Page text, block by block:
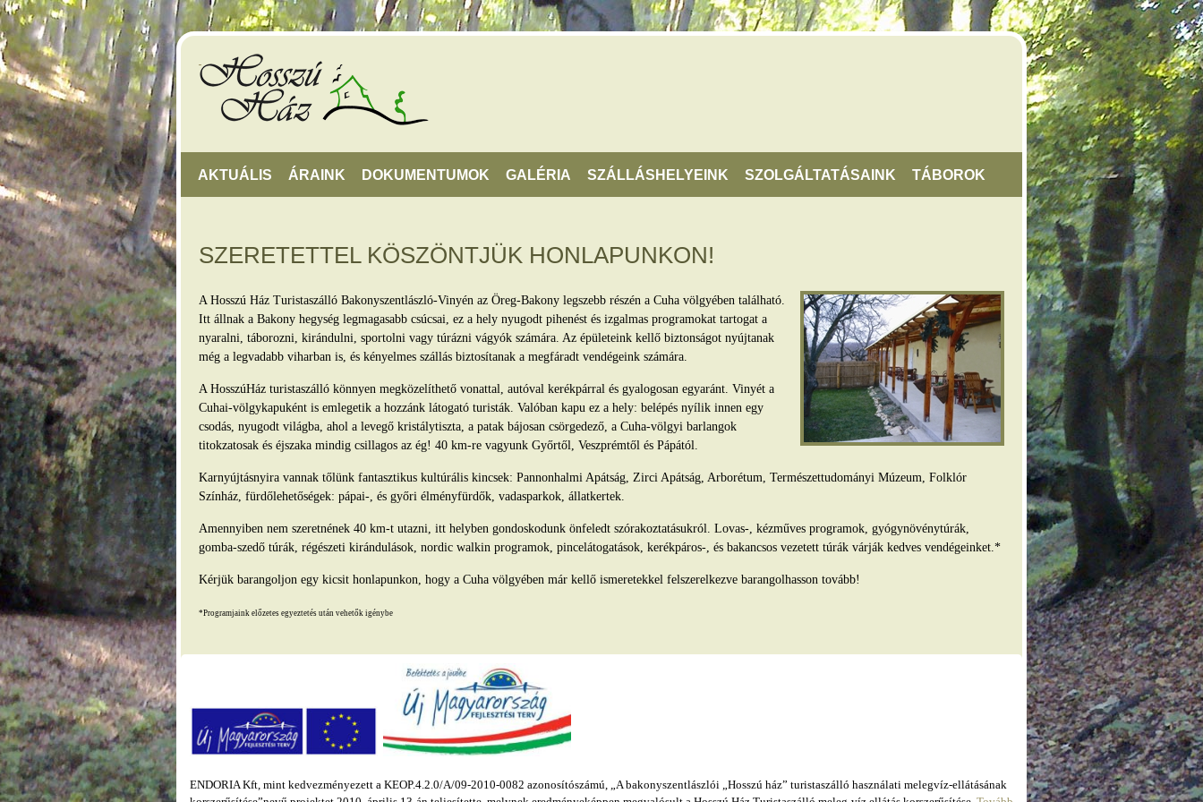
AKTUÁLIS ÁRAINK DOKUMENTUMOK GALÉRIA SZÁLLÁSHELYEINK SZOLGÁLTATÁSAINK TÁBOROK
SZERETETTEL KÖSZÖNTJÜK HONLAPUNKON!
A Hosszú Ház Turistaszálló Bakonyszentlászló-Vinyén az Öreg-Bakony legszebb részén a Cuha völgyében található.
Itt állnak a Bakony hegység legmagasabb csúcsai, ez a hely nyugodt pihenést és izgalmas programokat tartogat a
nyaralni, táborozni, kirándulni, sportolni vagy túrázni vágyók számára. Az épületeink kellő biztonságot nyújtanak
még a legvadabb viharban is, és kényelmes szállás biztosítanak a megfáradt vendégeink számára.
A HosszúHáz turistaszálló könnyen megközelíthető vonattal, autóval kerékpárral és gyalogosan egyaránt. Vinyét a
Cuhai-völgykapuként is emlegetik a hozzánk látogató turisták. Valóban kapu ez a hely: belépés nyílik innen egy
csodás, nyugodt világba, ahol a levegő kristálytiszta, a patak bájosan csörgedező, a Cuha-völgyi barlangok
titokzatosak és éjszaka mindig csillagos az ég! 40 km-re vagyunk Győrtől, Veszprémtől és Pápától.
Karnyújtásnyira vannak tőlünk fantasztikus kultúrális kincsek: Pannonhalmi Apátság, Zirci Apátság, Arborétum, Természettudományi Múzeum, Folklór
Színház, fürdőlehetőségek: pápai-, és győri élményfürdők, vadasparkok, állatkertek.
Amennyiben nem szeretnének 40 km-t utazni, itt helyben gondoskodunk önfeledt szórakoztatásukról. Lovas-, kézműves programok, gyógynövénytúrák,
gomba-szedő túrák, régészeti kirándulások, nordic walkin programok, pincelátogatások, kerékpáros-, és bakancsos vezetett túrák várják kedves vendégeinket.*
Kérjük barangoljon egy kicsit honlapunkon, hogy a Cuha völgyében már kellő ismeretekkel felszerelkezve barangolhasson tovább!
*Programjaink előzetes egyeztetés után vehetők igénybe
ENDORIA Kft, mint kedvezményezett a KEOP.4.2.0/A/09-2010-0082 azonosítószámú, „A bakonyszentlászlói „Hosszú ház” turistaszálló használati melegvíz-ellátásának